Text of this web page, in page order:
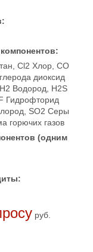
Cl2 Хлор, CO
диоксид
Водород, H2S
Гидрофторид
SO2 Серы
горючих газов
(одним
руб.